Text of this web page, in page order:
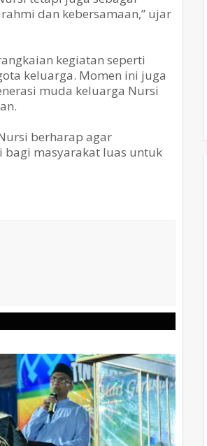
dan kebersamaan,” ujar
kegiatan seperti
keluarga. Momen ini juga
muda keluarga Nursi
berharap agar
masyarakat luas untuk